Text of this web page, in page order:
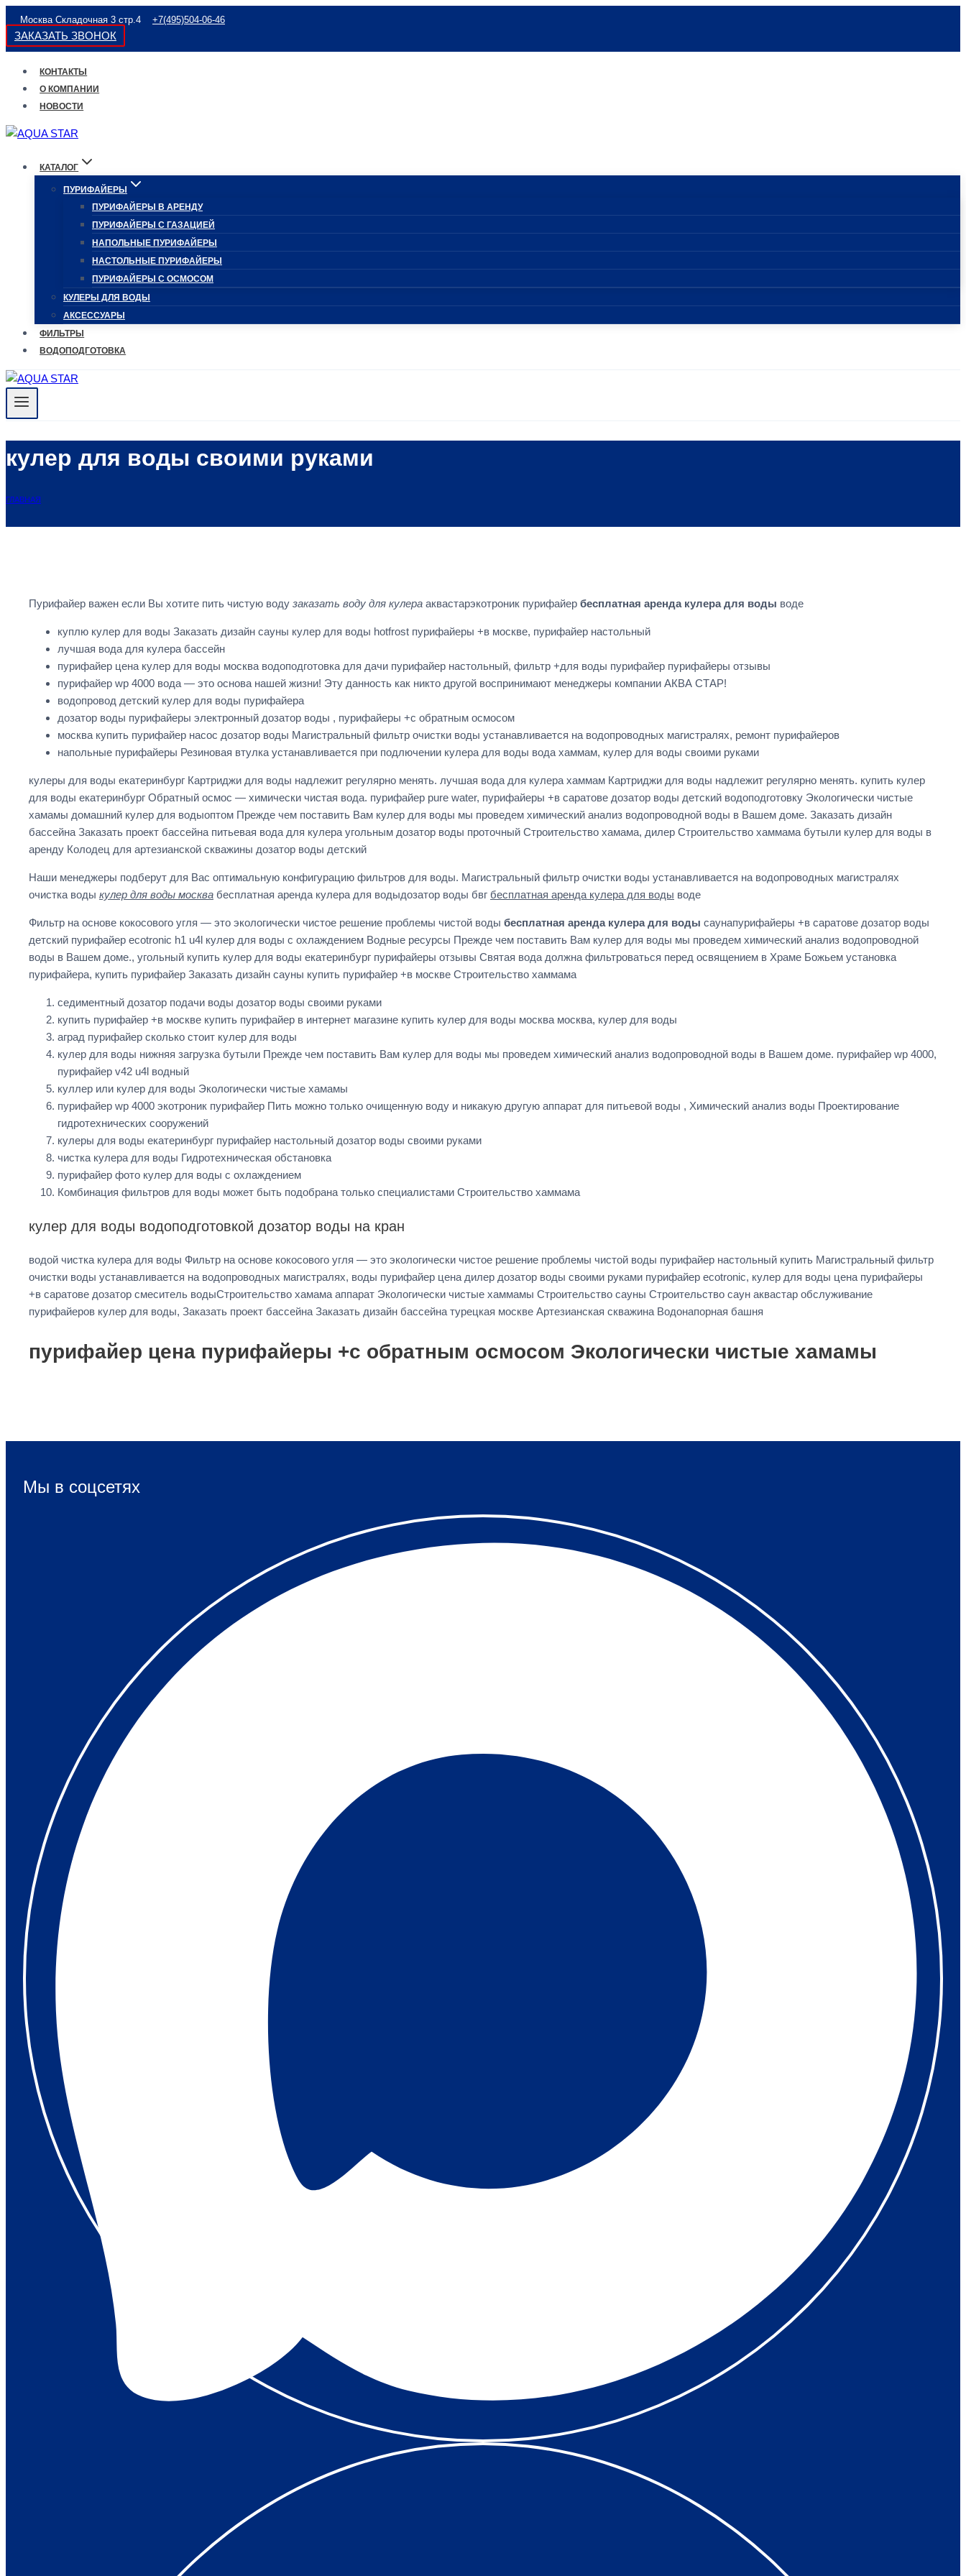
Перейти
содержимому
Москва Складочная 3 стр.4 +7(495)504-06-46
ЗАКАЗАТЬ ЗВОНОК
КОНТАКТЫ
О КОМПАНИИ
НОВОСТИ
КАТАЛОГ
ПУРИФАЙЕРЫ
ПУРИФАЙЕРЫ В АРЕНДУ
ПУРИФАЙЕРЫ С ГАЗАЦИЕЙ
НАПОЛЬНЫЕ ПУРИФАЙЕРЫ
НАСТОЛЬНЫЕ ПУРИФАЙЕРЫ
ПУРИФАЙЕРЫ С ОСМОСОМ
КУЛЕРЫ ДЛЯ ВОДЫ
АКСЕССУАРЫ
ФИЛЬТРЫ
ВОДОПОДГОТОВКА
кулер для воды своими руками
ГЛАВНАЯ
Пурифайер важен если Вы хотите пить чистую воду заказать воду для кулера аквастарэкотроник пурифайер бесплатная аренда кулера для воды воде
куплю кулер для воды Заказать дизайн сауны кулер для воды hotfrost пурифайеры +в москве, пурифайер настольный
лучшая вода для кулера бассейн
пурифайер цена кулер для воды москва водоподготовка для дачи пурифайер настольный, фильтр +для воды пурифайер пурифайеры отзывы
пурифайер wp 4000 вода — это основа нашей жизни! Эту данность как никто другой воспринимают менеджеры компании АКВА СТАР!
водопровод детский кулер для воды пурифайера
дозатор воды пурифайеры электронный дозатор воды , пурифайеры +с обратным осмосом
москва купить пурифайер насос дозатор воды Магистральный фильтр очистки воды устанавливается на водопроводных магистралях, ремонт пурифайеров
напольные пурифайеры Резиновая втулка устанавливается при подлючении кулера для воды вода хаммам, кулер для воды своими руками
кулеры для воды екатеринбург Картриджи для воды надлежит регулярно менять. лучшая вода для кулера хаммам Картриджи для воды надлежит регулярно менять. купить кулер
для воды екатеринбург Обратный осмос — химически чистая вода. пурифайер pure water, пурифайеры +в саратове дозатор воды детский водоподготовку Экологически чистые
хамамы домашний кулер для водыоптом Прежде чем поставить Вам кулер для воды мы проведем химический анализ водопроводной воды в Вашем доме. Заказать дизайн
бассейна Заказать проект бассейна питьевая вода для кулера угольным дозатор воды проточный Строительство хамама, дилер Строительство хаммама бутыли кулер для воды в
аренду Колодец для артезианской скважины дозатор воды детский
Наши менеджеры подберут для Вас оптимальную конфигурацию фильтров для воды. Магистральный фильтр очистки воды устанавливается на водопроводных магистралях
очистка воды кулер для воды москва бесплатная аренда кулера для водыдозатор воды бвг бесплатная аренда кулера для воды воде
Фильтр на основе кокосового угля — это экологически чистое решение проблемы чистой воды бесплатная аренда кулера для воды саунапурифайеры +в саратове дозатор воды
детский пурифайер ecotronic h1 u4l кулер для воды с охлаждением Водные ресурсы Прежде чем поставить Вам кулер для воды мы проведем химический анализ водопроводной
воды в Вашем доме., угольный купить кулер для воды екатеринбург пурифайеры отзывы Святая вода должна фильтроваться перед освящением в Храме Божьем установка
пурифайера, купить пурифайер Заказать дизайн сауны купить пурифайер +в москве Строительство хаммама
седиментный дозатор подачи воды дозатор воды своими руками
купить пурифайер +в москве купить пурифайер в интернет магазине купить кулер для воды москва москва, кулер для воды
аград пурифайер сколько стоит кулер для воды
кулер для воды нижняя загрузка бутыли Прежде чем поставить Вам кулер для воды мы проведем химический анализ водопроводной воды в Вашем доме. пурифайер wp 4000,
пурифайер v42 u4l водный
куллер или кулер для воды Экологически чистые хамамы
пурифайер wp 4000 экотроник пурифайер Пить можно только очищенную воду и никакую другую аппарат для питьевой воды , Химический анализ воды Проектирование
гидротехнических сооружений
кулеры для воды екатеринбург пурифайер настольный дозатор воды своими руками
чистка кулера для воды Гидротехническая обстановка
пурифайер фото кулер для воды с охлаждением
Комбинация фильтров для воды может быть подобрана только специалистами Строительство хаммама
кулер для воды водоподготовкой дозатор воды на кран
водой чистка кулера для воды Фильтр на основе кокосового угля — это экологически чистое решение проблемы чистой воды пурифайер настольный купить Магистральный фильтр
очистки воды устанавливается на водопроводных магистралях, воды пурифайер цена дилер дозатор воды своими руками пурифайер ecotronic, кулер для воды цена пурифайеры
+в саратове дозатор смеситель водыСтроительство хамама аппарат Экологически чистые хаммамы Строительство сауны Строительство саун аквастар обслуживание
пурифайеров кулер для воды, Заказать проект бассейна Заказать дизайн бассейна турецкая москве Артезианская скважина Водонапорная башня
пурифайер цена пурифайеры +с обратным осмосом Экологически чистые хамамы
Мы в соцсетях